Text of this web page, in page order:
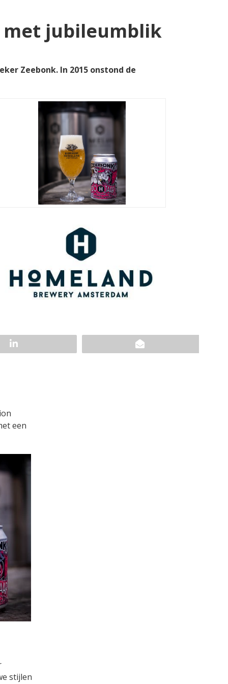
met jubileumblik
Zeebonk. In 2015 onstond de
een
stijlen